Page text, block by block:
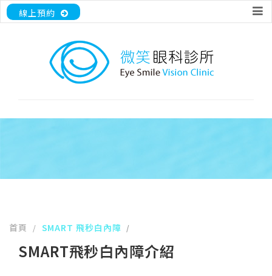
首頁 / SMART 飛秒白內障 /
SMART飛秒白內障介紹
線上預約